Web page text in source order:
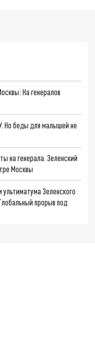
На генералов
Но беды для малышей не
на генерала. Зеленский
Москвы
Зеленского
прорыв под